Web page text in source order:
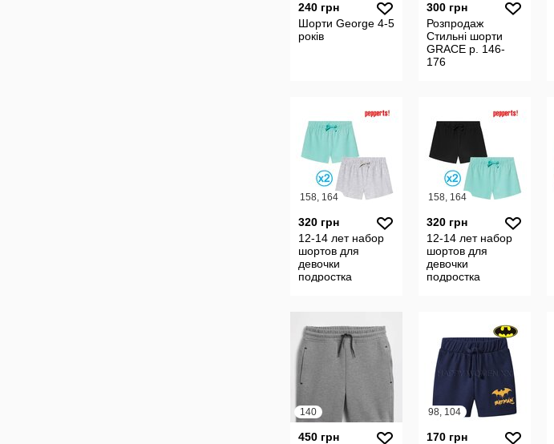
240 грн
Шорти George 4-5
років
300 грн
Розпродаж
Стильні шорти
GRACE р. 146-
176
158, 164
320 грн
12-14 лет набор
шортов для
девочки
подростка
пижамные
158, 164
320 грн
12-14 лет набор
шортов для
девочки
подростка
140
450 грн
98, 104
170 грн